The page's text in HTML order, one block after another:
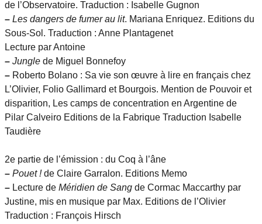
de l’Observatoire. Traduction : Isabelle Gugnon
– Les dangers de fumer au lit. Mariana Enriquez. Editions du
Sous-Sol. Traduction : Anne Plantagenet
Lecture par Antoine
– Jungle de Miguel Bonnefoy
– Roberto Bolano : Sa vie son œuvre à lire en français chez
L’Olivier, Folio Gallimard et Bourgois. Mention de Pouvoir et
disparition, Les camps de concentration en Argentine de
Pilar Calveiro Editions de la Fabrique Traduction Isabelle
Taudière
2e partie de l’émission : du Coq à l’âne
– Pouet !de Claire Garralon. Editions Memo
– Lecture de Méridien de Sang de Cormac Maccarthy par
Justine, mis en musique par Max. Editions de l’Olivier
Traduction : François Hirsch